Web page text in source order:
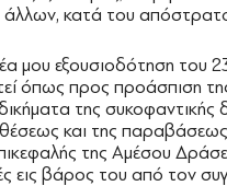
άλλων, κατά του
μου εξουσιοδότηση του
όπως προς προάσπιση της
της συκοφαντικής
και της
της Αμέσου
εις βάρος του από τον